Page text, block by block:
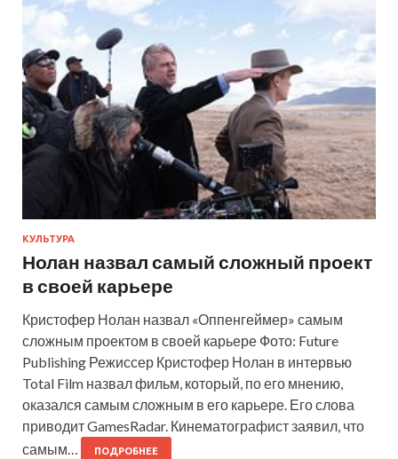
КУЛЬТУРА
Нолан назвал самый сложный проект
в своей карьере
Кристофер Нолан назвал «Оппенгеймер» самым
сложным проектом в своей карьере Фото: Future
Publishing Режиссер Кристофер Нолан в интервью
Total Film назвал фильм, который, по его мнению,
оказался самым сложным в его карьере. Его слова
приводит GamesRadar. Кинематографист заявил, что
самым…
ПОДРОБНЕЕ